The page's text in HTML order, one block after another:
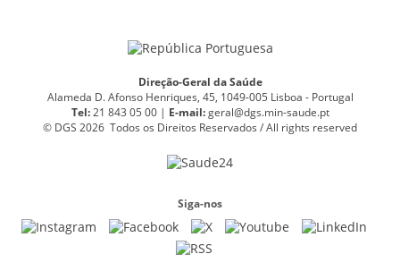
Direção-Geral da Saúde
Alameda D. Afonso Henriques, 45, 1049-005 Lisboa - Portugal
Tel:21 843 05 00 | E-mail: geral@dgs.min-saude.pt
© DGS 2026 Todos os Direitos Reservados / All rights reserved
Siga-nos